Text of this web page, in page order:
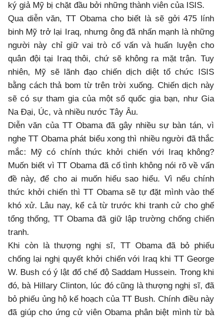
ký giả Mỹ bị chặt đầu bởi những thành viên của ISIS.
Qua diễn văn, TT Obama cho biết là sẽ gởi 475 lính
binh Mỹ trở lại Iraq, nhưng ông đã nhấn mạnh là những
người này chỉ giữ vai trò cố vấn và huấn luyện cho
quân đội tại Iraq thôi, chứ sẽ không ra mặt trận. Tuy
nhiên, Mỹ sẽ lãnh đạo chiến dịch diệt tổ chức ISIS
bằng cách thả bom từ trên trời xuống. Chiến dịch này
sẽ có sự tham gia của một số quốc gia bạn, như Gia
Na Đại, Úc, và nhiều nước Tây Âu.
Diễn văn của TT Obama đã gây nhiều sự bàn tán, vì
nghe TT Obama phát biểu xong thì nhiều người đã thắc
mắc: Mỹ có chính thức khởi chiến với Iraq không?
Muốn biết vì TT Obama đã cố tình không nói rõ về vấn
đề này, để cho ai muốn hiểu sao hiểu. Vì nếu chính
thức khởi chiến thì TT Obama sẽ tự đặt mình vào thế
khó xử. Lâu nay, kể cả từ trước khi tranh cử cho ghế
tổng thống, TT Obama đã giữ lập trường chống chiến
tranh.
Khi còn là thượng nghị sĩ, TT Obama đã bỏ phiếu
chống lại nghị quyết khởi chiến với Iraq khi TT George
W. Bush có ý lật đổ chế độ Saddam Hussein. Trong khi
đó, bà Hillary Clinton, lúc đó cũng là thượng nghị sĩ, đã
bỏ phiếu ủng hộ kế hoạch của TT Bush. Chính điều này
đã giúp cho ứng cử viên Obama phân biệt mình từ bà